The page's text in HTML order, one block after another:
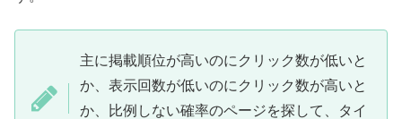
主に掲載順位が高いのにクリック数が低いと
か、表示回数が低いのにクリック数が高いと
か、比例しない確率のページを探して、タイ